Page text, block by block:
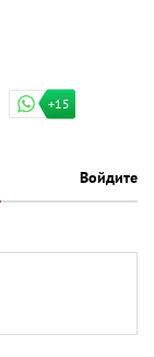
+15
Войдите